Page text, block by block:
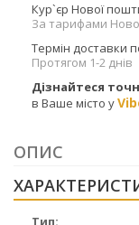
Кур`єр Нової
За тарифами
Термін доставки
Протягом 1-2 днів
Дізнайтеся
в Ваше місто у
ОПИС
Тип: